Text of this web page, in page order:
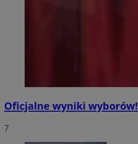
Oficjalne wyniki wyborów!
7